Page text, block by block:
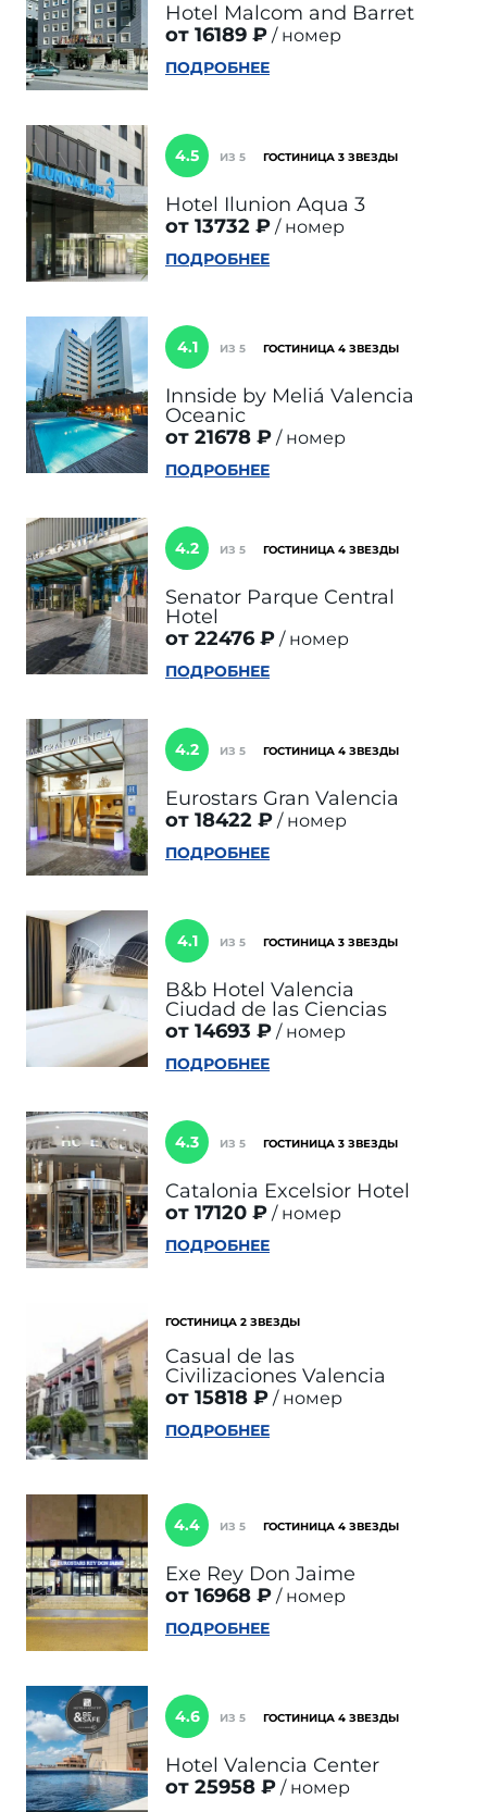
Hotel Malcom and Barret
от 16189 ₽
номер
ПОДРОБНЕЕ
4.5 ИЗ 5 ГОСТИНИЦА 3 ЗВЕЗДЫ
Hotel Ilunion Aqua 3
от 13732 ₽
номер
ПОДРОБНЕЕ
4.1 ИЗ 5 ГОСТИНИЦА 4 ЗВЕЗДЫ
Innside by Meliá Valencia
Oceanic
от 21678 ₽
номер
ПОДРОБНЕЕ
4.2 ИЗ 5 ГОСТИНИЦА 4 ЗВЕЗДЫ
Senator Parque Central
Hotel
от 22476 ₽
номер
ПОДРОБНЕЕ
4.2 ИЗ 5 ГОСТИНИЦА 4 ЗВЕЗДЫ
Eurostars Gran Valencia
от 18422 ₽
номер
ПОДРОБНЕЕ
4.1 ИЗ 5 ГОСТИНИЦА 3 ЗВЕЗДЫ
B&b Hotel Valencia
Ciudad de las Ciencias
от 14693 ₽
номер
ПОДРОБНЕЕ
4.3 ИЗ 5 ГОСТИНИЦА 3 ЗВЕЗДЫ
Catalonia Excelsior Hotel
от 17120 ₽
номер
ПОДРОБНЕЕ
ГОСТИНИЦА 2 ЗВЕЗДЫ
Casual de las
Civilizaciones Valencia
от 15818 ₽
номер
ПОДРОБНЕЕ
4.4 ИЗ 5 ГОСТИНИЦА 4 ЗВЕЗДЫ
Exe Rey Don Jaime
от 16968 ₽
номер
ПОДРОБНЕЕ
4.6 ИЗ 5 ГОСТИНИЦА 4 ЗВЕЗДЫ
Hotel Valencia Center
от 25958 ₽
номер